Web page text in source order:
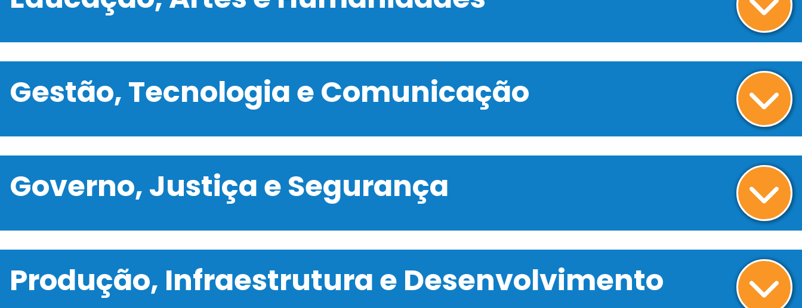
Gestão, Tecnologia e Comunicação
Governo, Justiça e Segurança
Produção, Infraestrutura e Desenvolvimento